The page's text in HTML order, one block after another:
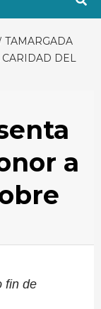
TAMARGADA
CARIDAD DEL
a
fin de